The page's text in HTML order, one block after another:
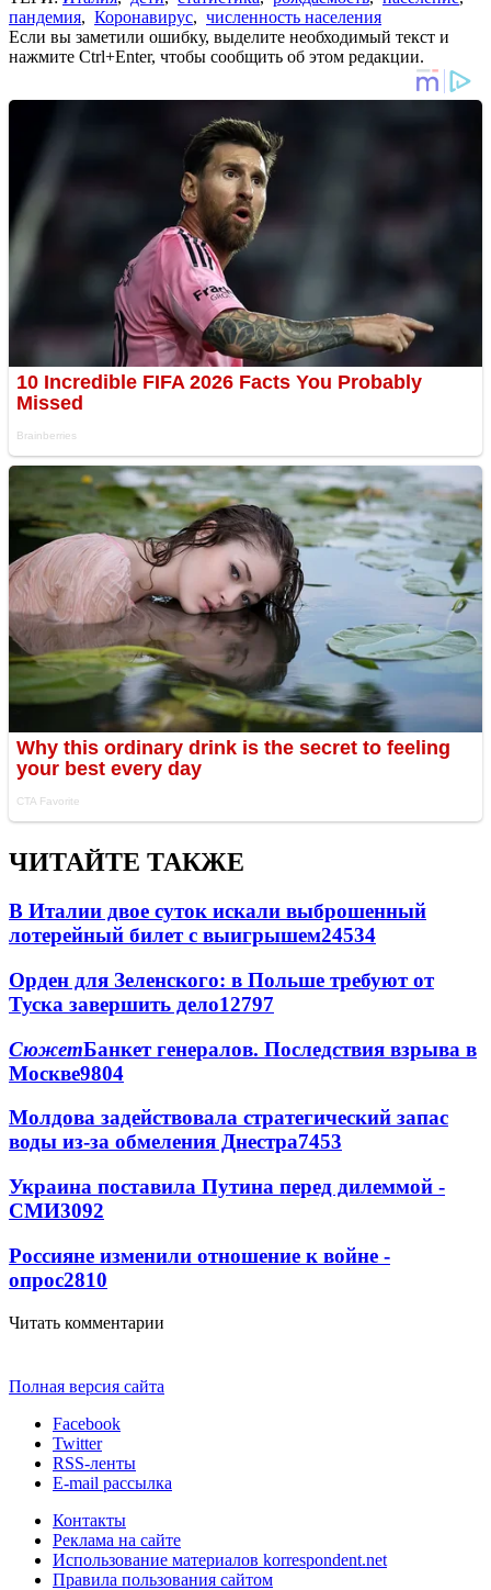
пандемия, Коронавирус, численность населения
Если вы заметили ошибку, выделите необходимый текст и
нажмите Ctrl+Enter, чтобы сообщить об этом редакции.
ЧИТАЙТЕ ТАКЖЕ
В Италии двое суток искали выброшенный
лотерейный билет с выигрышем24534
Орден для Зеленского: в Польше требуют от
Туска завершить дело12797
СюжетБанкет генералов. Последствия взрыва в
Москве9804
Молдова задействовала стратегический запас
воды из-за обмеления Днестра7453
Украина поставила Путина перед дилеммой -
СМИ3092
Россияне изменили отношение к войне -
опрос2810
Читать комментарии
Полная версия сайта
Facebook
Twitter
RSS-ленты
E-mail рассылка
Контакты
Реклама на сайте
Использование материалов korrespondent.net
Правила пользования сайтом